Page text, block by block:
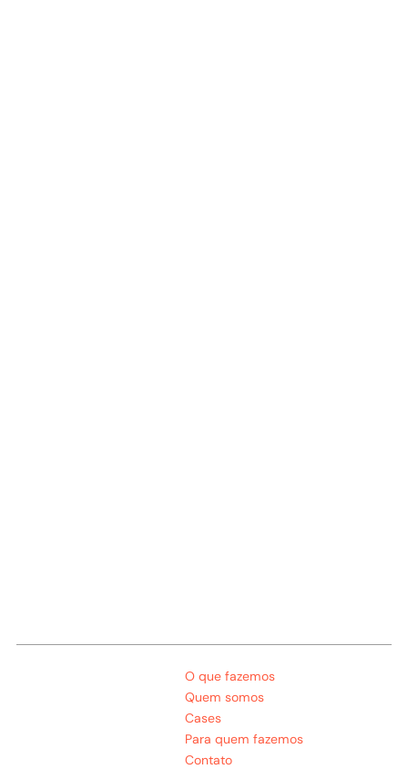
O que fazemos
Quem somos
Cases
Para quem fazemos
Contato